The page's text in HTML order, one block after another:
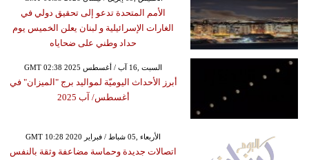
الأمم المتحدة تدعو إلى تحقيق دولي في
الغارات الإسرائيلية و لبنان يعلن الخميس يوم
حداد وطني على ضحاياه
GMT 02:38 2025 السبت ,16 آب / أغسطس
أبرز الأحداث اليوميّة لمواليد برج "الميزان" في
أغسطس/ آب 2025
GMT 10:28 2020 الأربعاء ,05 شباط / فبراير
اتصالات جديدة وحماسة مضاعفة وثقة بالنفس